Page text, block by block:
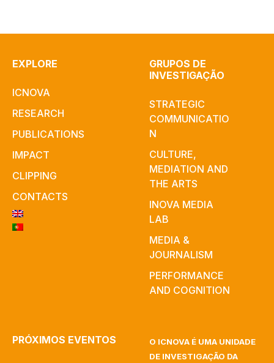
EXPLORE
ICNOVA
RESEARCH
PUBLICATIONS
IMPACT
CLIPPING
CONTACTS
GRUPOS DE
INVESTIGAÇÃO
STRATEGIC
COMMUNICATIO
N
CULTURE,
MEDIATION AND
THE ARTS
INOVA MEDIA
LAB
MEDIA &
JOURNALISM
PERFORMANCE
AND COGNITION
PRÓXIMOS EVENTOS
O ICNOVA É UMA UNIDADE
DE INVESTIGAÇÃO DA